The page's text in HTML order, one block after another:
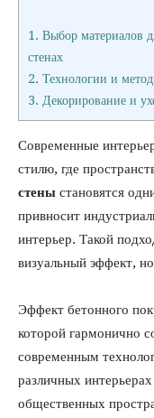
1. Выбор материалов
стенах
2. Технологии и
3. Декорирование и
Современные
стилю, где
стены становятся
привносит
интерьер. Такой
визуальный эффект,
Эффект бетонного
которой гармонично
современным
различных
общественных